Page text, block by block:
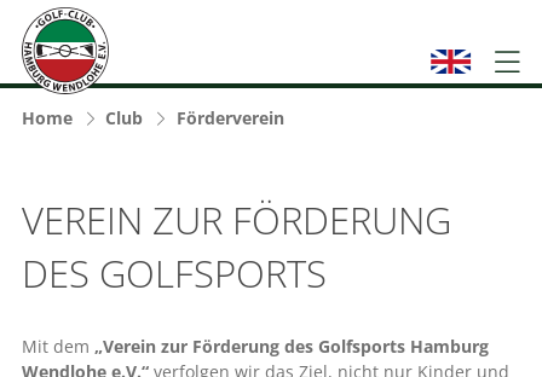
Home Club Förderverein
VEREIN ZUR FÖRDERUNG
DES GOLFSPORTS
Mit dem „Verein zur Förderung des Golfsports Hamburg
Wendlohe e.V.“ verfolgen wir das Ziel, nicht nur Kinder und